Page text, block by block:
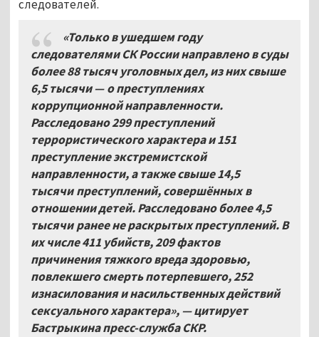
следователей.
«Только в ушедшем году
следователями СК России направлено в суды
более 88 тысяч уголовных дел, из них свыше
6,5 тысячи — о преступлениях
коррупционной направленности.
Расследовано 299 преступлений
террористического характера и 151
преступление экстремистской
направленности, а также свыше 14,5
тысячи преступлений, совершённых в
отношении детей. Расследовано более 4,5
тысячи ранее не раскрытых преступлений. В
их числе 411 убийств, 209 фактов
причинения тяжкого вреда здоровью,
повлекшего смерть потерпевшего, 252
изнасилования и насильственных действий
сексуального характера», — цитирует
Бастрыкина пресс-служба СКР.